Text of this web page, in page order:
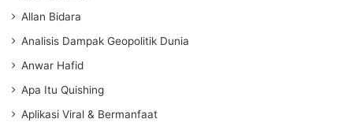
Allan Bidara
Analisis Dampak Geopolitik Dunia
Anwar Hafid
Apa Itu Quishing
Aplikasi Viral & Bermanfaat